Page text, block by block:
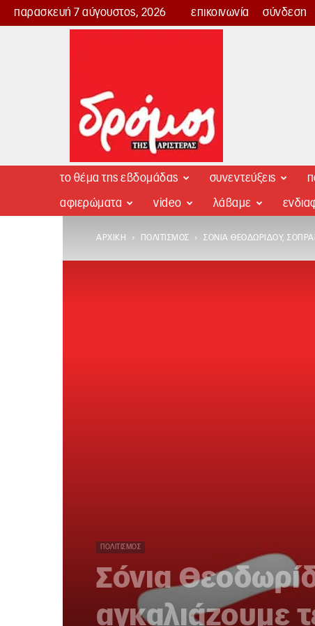
παρασκευή 7 αύγουστος, 2026 επικοινωνία σύνδεση
Δρόμος
το θέμα της εβδομάδας συνεντεύξεις
αφιερώματα video λάβαμε
ΑΡΧΙΚΉ ΠΟΛΙΤΙΣΜΌΣ ΣΌΝΙΑ ΘΕΟΔΩΡΊΔΟΥ,
ΠΟΛΙΤΙΣΜΌΣ
Σόνια
αγκαλιάζουμε